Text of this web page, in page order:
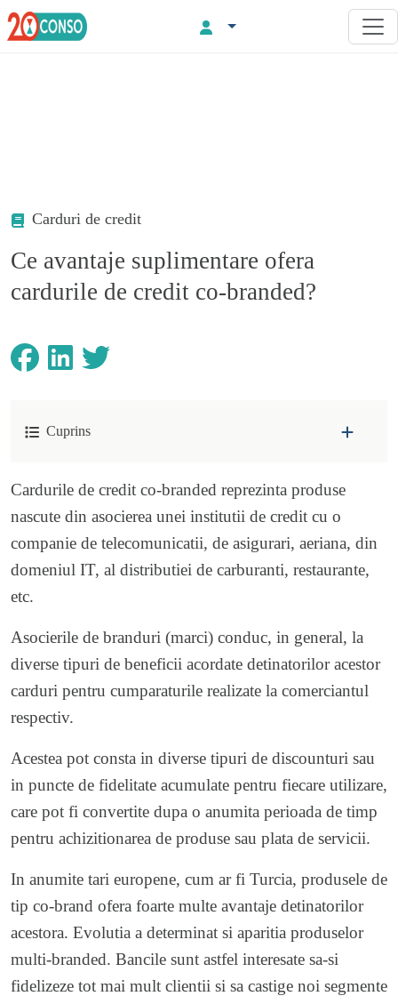
Carduri de credit
Ce avantaje suplimentare ofera
cardurile de credit co-branded?
Cuprins
Cardurile de credit co-branded reprezinta produse
nascute din asocierea unei institutii de credit cu o
companie de telecomunicatii, de asigurari, aeriana, din
domeniul IT, al distributiei de carburanti, restaurante,
etc.
Asocierile de branduri (marci) conduc, in general, la
diverse tipuri de beneficii acordate detinatorilor acestor
carduri pentru cumparaturile realizate la comerciantul
respectiv.
Acestea pot consta in diverse tipuri de discounturi sau
in puncte de fidelitate acumulate pentru fiecare utilizare,
care pot fi convertite dupa o anumita perioada de timp
pentru achizitionarea de produse sau plata de servicii.
In anumite tari europene, cum ar fi Turcia, produsele de
tip co-brand ofera foarte multe avantaje detinatorilor
acestora. Evolutia a determinat si aparitia produselor
multi-branded. Bancile sunt astfel interesate sa-si
fidelizeze tot mai mult clientii si sa castige noi segmente